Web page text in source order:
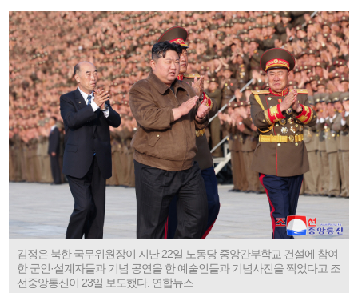
김정은 북한 국무위원장이 지난 22일 노동당 중앙간부학교 건설에 참여
한 군인·설계자들과 기념 공연을 한 예술인들과 기념사진을 찍었다고 조
선중앙통신이 23일 보도했다. 연합뉴스